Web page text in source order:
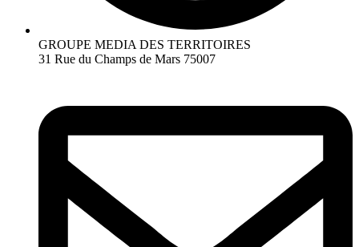
GROUPE MEDIA DES TERRITOIRES
31 Rue du Champs de Mars 75007